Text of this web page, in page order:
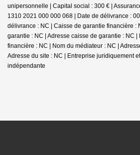
unipersonnelle | Capital social : 300 € |
1310 2021 000 000 068 | Date de délivrance :
délivrance : NC | Caisse de garantie financière :
garantie : NC | Adresse caisse de garantie : NC
financière : NC | Nom du médiateur : NC |
Adresse du site : NC | Entreprise juridiquement
indépendante